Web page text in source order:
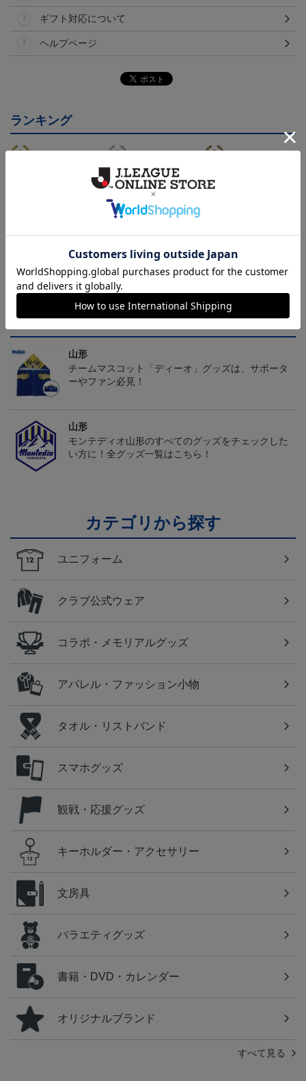
ギフト対応について
ヘルプページ
ランキング
26/27オーセンティックユ
ニフォーム半袖（FP1st）
18,700円～23,760円
26/27オーセンティックユ
ニフォーム半袖（FP2n
d）
18,700円～23,760円
26/27オーセンティックユ
山形
チームマスコット「ディーオ」グッズは、サポータ
ーやファン必見！
山形
モンテディオ山形のすべてのグッズをチェックした
い方に！全グッズ一覧はこちら！
カテゴリから探す
ユニフォーム
クラブ公式ウェア
コラボ・メモリアルグッズ
アパレル・ファッション小物
タオル・リストバンド
スマホグッズ
観戦・応援グッズ
キーホルダー・アクセサリー
文房具
バラエティグッズ
書籍・DVD・カレンダー
オリジナルブランド
すべて見る